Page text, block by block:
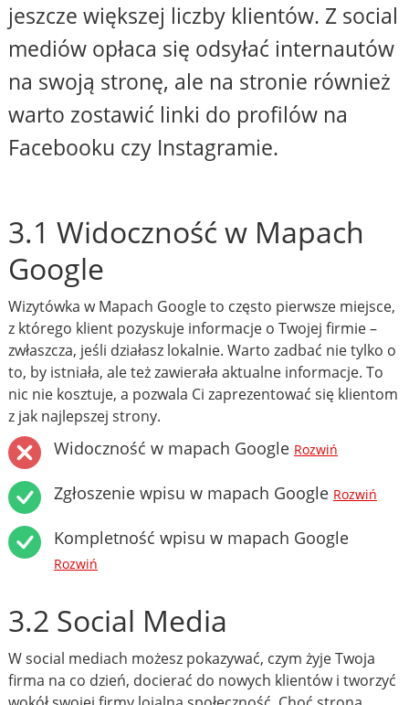
jeszcze większej liczby klientów. Z social
mediów opłaca się odsyłać internautów
na swoją stronę, ale na stronie również
warto zostawić linki do profilów na
Facebooku czy Instagramie.
3.1 Widoczność w Mapach
Google
Wizytówka w Mapach Google to często pierwsze miejsce,
z którego klient pozyskuje informacje o Twojej firmie –
zwłaszcza, jeśli działasz lokalnie. Warto zadbać nie tylko o
to, by istniała, ale też zawierała aktualne informacje. To
nic nie kosztuje, a pozwala Ci zaprezentować się klientom
z jak najlepszej strony.
Widoczność w mapach Google Rozwiń
Zgłoszenie wpisu w mapach Google Rozwiń
Kompletność wpisu w mapach Google
Rozwiń
3.2 Social Media
W social mediach możesz pokazywać, czym żyje Twoja
firma na co dzień, docierać do nowych klientów i tworzyć